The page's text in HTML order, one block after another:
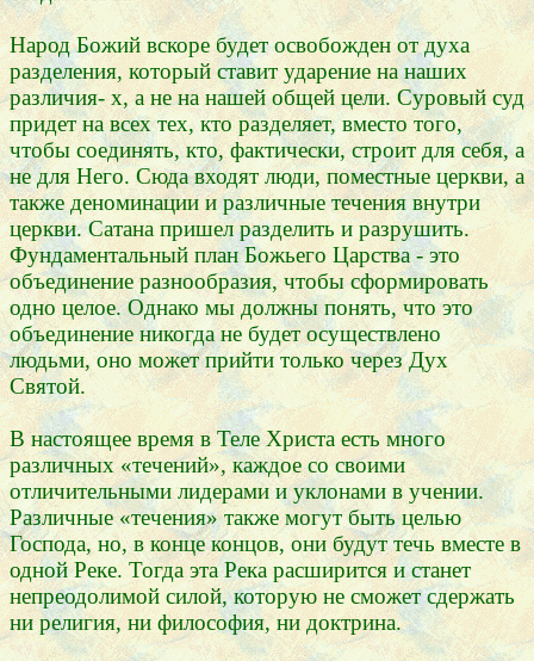
Народ Божий вскоре будет освобожден от духа
разделения, который ставит ударение на наших
различия- х, а не на нашей общей цели. Суровый суд
придет на всех тех, кто разделяет, вместо того,
чтобы соединять, кто, фактически, строит для себя, а
не для Него. Сюда входят люди, поместные церкви, а
также деноминации и различные течения внутри
церкви. Сатана пришел разделить и разрушить.
Фундаментальный план Божьего Царства - это
объединение разнообразия, чтобы сформировать
одно целое. Однако мы должны понять, что это
объединение никогда не будет осуществлено
людьми, оно может прийти только через Дух
Святой.
В настоящее время в Теле Христа есть много
различных «течений», каждое со своими
отличительными лидерами и уклонами в учении.
Различные «течения» также могут быть целью
Господа, но, в конце концов, они будут течь вместе в
одной Реке. Тогда эта Река расширится и станет
непреодолимой силой, которую не сможет сдержать
ни религия, ни философия, ни доктрина.